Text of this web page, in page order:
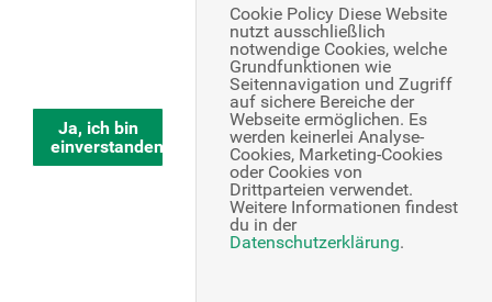
Ja, ich bin
einverstanden
Cookie Policy Diese Website
nutzt ausschließlich
notwendige Cookies, welche
Grundfunktionen wie
Seitennavigation und Zugriff
auf sichere Bereiche der
Webseite ermöglichen. Es
werden keinerlei Analyse-
Cookies, Marketing-Cookies
oder Cookies von
Drittparteien verwendet.
Weitere Informationen findest
du in der
Datenschutzerklärung.
In Kooperation mit DIGITALBERATUNG
Kontakt Impressum Datenschutz